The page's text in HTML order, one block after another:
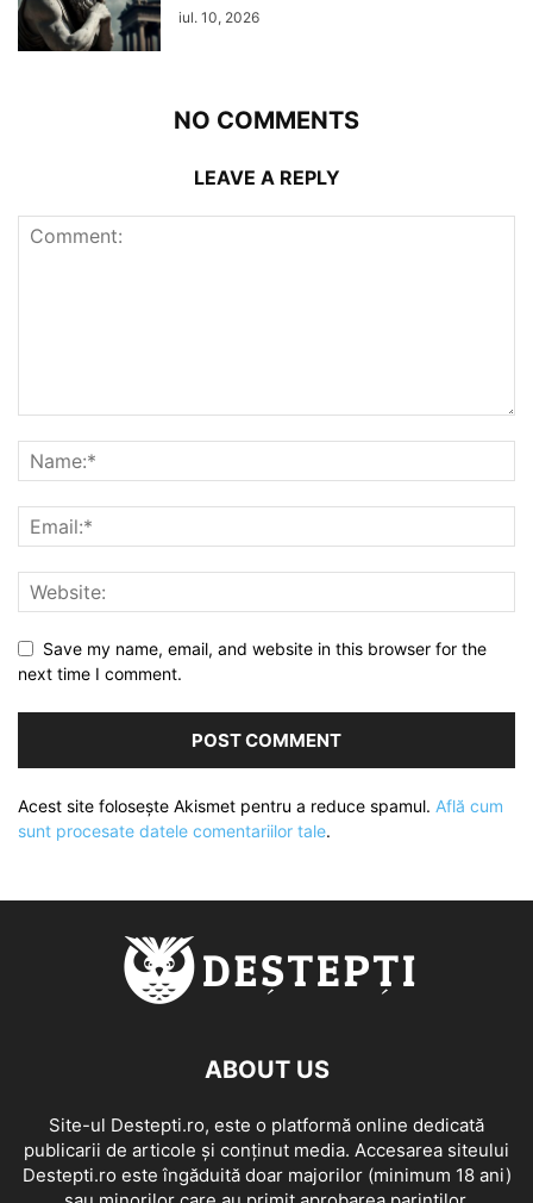
iul. 10, 2026
NO COMMENTS
LEAVE A REPLY
Save my name, email, and website in this browser for the
next time I comment.
Acest site folosește Akismet pentru a reduce spamul. Află cum
sunt procesate datele comentariilor tale.
ABOUT US
Site-ul Destepti.ro, este o platformă online dedicată
publicarii de articole și conținut media. Accesarea siteului
Destepti.ro este îngăduită doar majorilor (minimum 18 ani)